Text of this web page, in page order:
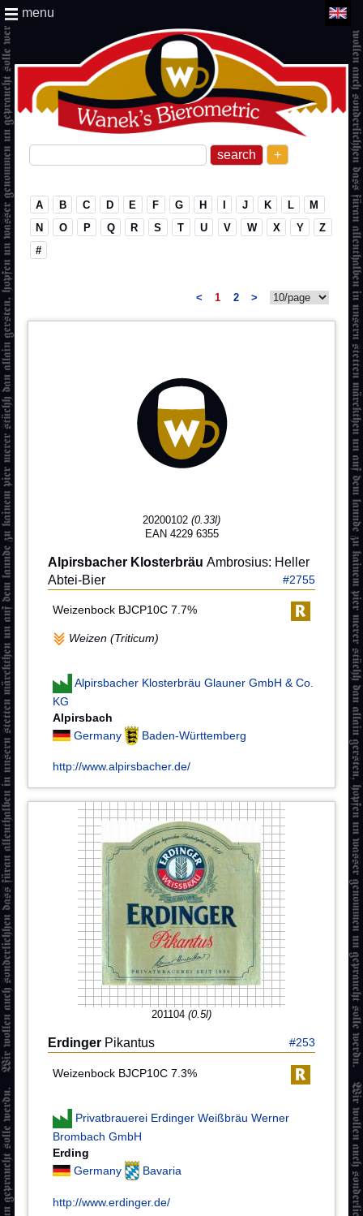
+
menu
A B C D E F G H I J K L
M
N
O P Q R S T U V W X Y
Z
#
< 1 2 >
20200102 (0.33l)
EAN 4229 6355
Alpirsbacher Klosterbräu Ambrosius: Heller
Abtei-Bier
#2755
Weizenbock BJCP10C 7.7%
Weizen (Triticum)
Alpirsbacher Klosterbräu Glauner GmbH & Co.
KG
Alpirsbach
Germany
Baden-Württemberg
http://www.alpirsbacher.de/
201104 (0.5l)
Erdinger Pikantus #253
Weizenbock BJCP10C 7.3%
Privatbrauerei Erdinger Weißbräu Werner
Brombach GmbH
Erding
Germany
Bavaria
http://www.erdinger.de/